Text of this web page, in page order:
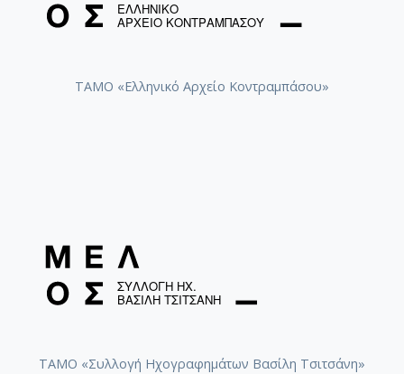
ΤΑΜΟ «Ελληνικό Αρχείο Κοντραμπάσου»
ΤΑΜΟ «Συλλογή Ηχογραφημάτων Βασίλη Τσιτσάνη»